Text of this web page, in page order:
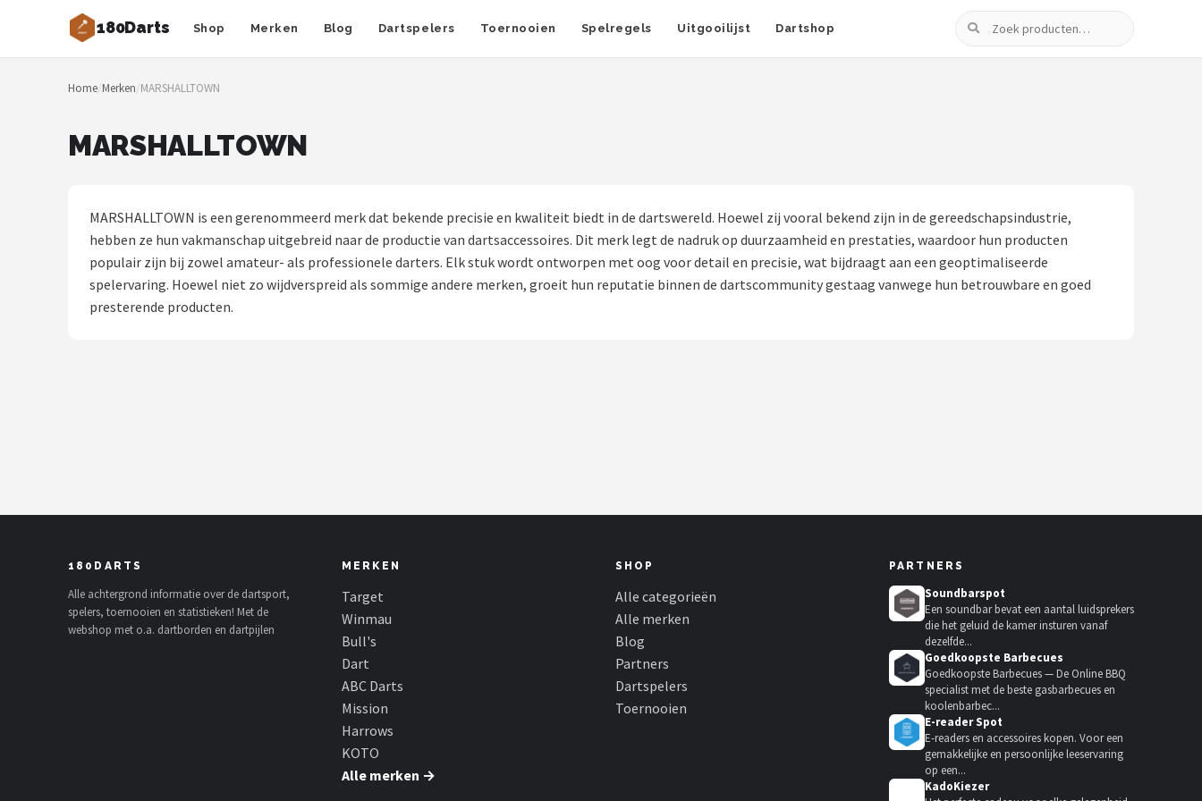
180Darts Shop Merken Blog Dartspelers Toernooien Spelregels Uitgooilijst Dartshop
Zoeken
Zoeken
NAVIGATIE
Dartspelers
Toernooien
Bull's
Home/Merken/MARSHALLTOWN
MARSHALLTOWN
MARSHALLTOWN is een gerenommeerd merk dat bekende precisie en kwaliteit biedt in de dartswereld. Hoewel zij vooral bekend zijn in de gereedschapsindustrie,
hebben ze hun vakmanschap uitgebreid naar de productie van dartsaccessoires. Dit merk legt de nadruk op duurzaamheid en prestaties, waardoor hun producten
populair zijn bij zowel amateur- als professionele darters. Elk stuk wordt ontworpen met oog voor detail en precisie, wat bijdraagt aan een geoptimaliseerde
spelervaring. Hoewel niet zo wijdverspreid als sommige andere merken, groeit hun reputatie binnen de dartscommunity gestaag vanwege hun betrouwbare en goed
presterende producten.
180DARTS
Alle achtergrond informatie over de dartsport,
spelers, toernooien en statistieken! Met de
webshop met o.a. dartborden en dartpijlen
MERKEN
Target
Winmau
Bull's
Dart
ABC Darts
Mission
Harrows
KOTO
Alle merken →
SHOP
Alle categorieën
Alle merken
Blog
Partners
Dartspelers
Toernooien
PARTNERS
Soundbarspot
Een soundbar bevat een aantal luidsprekers
die het geluid de kamer insturen vanaf
dezelfde...
Goedkoopste Barbecues
Goedkoopste Barbecues — De Online BBQ
specialist met de beste gasbarbecues en
koolenbarbec...
E-reader Spot
E-readers en accessoires kopen. Voor een
gemakkelijke en persoonlijke leeservaring
op een...
KadoKiezer